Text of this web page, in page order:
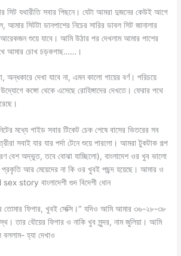
যথারীতি সবার পিছনে। যেটা আমরা দুজনের কেউই আগে
সিটটা ডানপাশের নিচের সারির ডাবল সিট জানালার
আরেকজন শুয়ে যাবে। আমি উঠার পর দেখলাম আমার পাশের
আমার চোখ চড়কগাছ……।
দেখা যাবে না, এমন কালো গায়ের বর্ণ। পরিচয়ে
কঙ্গো থেকে এসেছে রোহিঙ্গাদের দেখতে। ফেরার পথে
মধ্যে গাইড সবার টিকেট চেক শেষে বাসের ভিতরের সব
সবাই যার যার পর্দা টেনে শুয়ে পারলো। আমরা টুকটাক গল্প
বেশ অদ্ভুত, তবে বোঝা যাচ্ছিলো), বাংলাদেশ ওর খুব ভালো
প্রকৃতি আর মেয়েদের না কি ওর খুবই পছন্দ হয়েছে। আমার ও
story বাংলাদেশী গুদ বিদেশী ধোন
তোমার ফিগার, খুবই সেক্সি।‘’ যদিও আমি আমার ৩৬-২৮-৩৮
তার বৌয়ের ফিগার ও নাকি খুব সুন্দর, নাম জুলিয়া। আমি
বললাম- হ্যা দেখাও